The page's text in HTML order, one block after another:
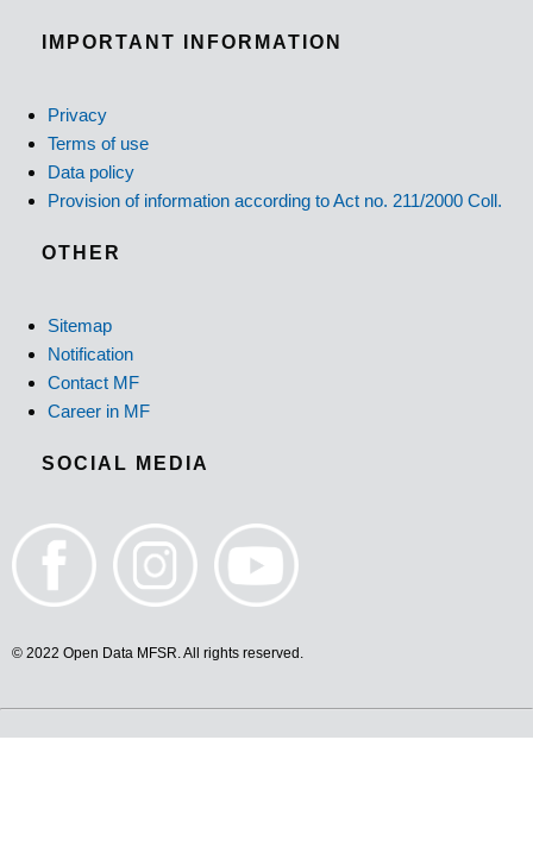
IMPORTANT INFORMATION
Privacy
Terms of use
Data policy
Provision of information according to Act no. 211/2000 Coll.
OTHER
Sitemap
Notification
Contact MF
Career in MF
SOCIAL MEDIA
© 2022 Open Data MFSR. All rights reserved.